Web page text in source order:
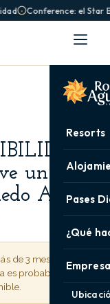
Conference: el Star
Resorts
Pases
¿Qué
un Fin
All
de 3 meses. El
es probable que